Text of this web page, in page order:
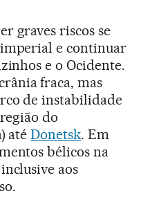
graves riscos se
e continuar
e o Ocidente.
fraca, mas
de instabilidade
do
atéDonetsk. Em
bélicos na
aos